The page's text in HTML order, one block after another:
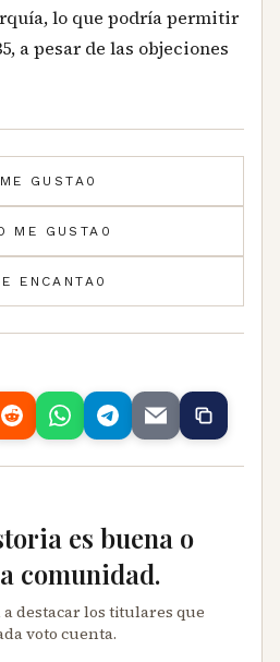
lo que podría permitir
a pesar de las objeciones
ME GUSTA 0
ME GUSTA 0
ENCANTA 0
es buena o
comunidad.
destacar los titulares que
voto cuenta.